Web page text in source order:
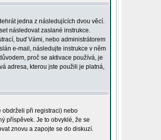
jedna z následujících dvou věcí.
následovat zaslané instrukce.
buď Vámi, nebo administrátorem
e-mail, následujte instrukce v něm
proč se aktivace používá, je
adresa, kterou jste použili je platná,
obdrželi při registraci) nebo
příspěvek. Je to obvyklé, že se
znovu a zapojte se do diskuzí.